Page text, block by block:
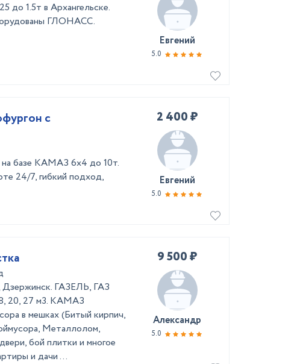
до 1.5т в Архангельске.
ГЛОНАСС.
Евгений
5.0
с
базе КАМАЗ 6х4 до 10т.
24/7, гибкий подход,
2 400 ₽
Евгений
5.0
ГАЗЕЛЬ, ГАЗ
27 м3. КАМАЗ
в мешках (Битый кирпич,
Металлолом,
бой плитки и многое
и дачи ...
9 500 ₽
Александр
5.0